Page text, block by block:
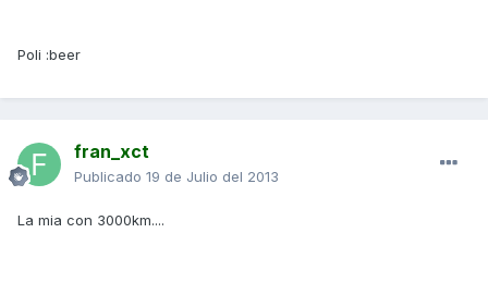
Poli :beer
fran_xct
Publicado 19 de Julio del 2013
La mia con 3000km....